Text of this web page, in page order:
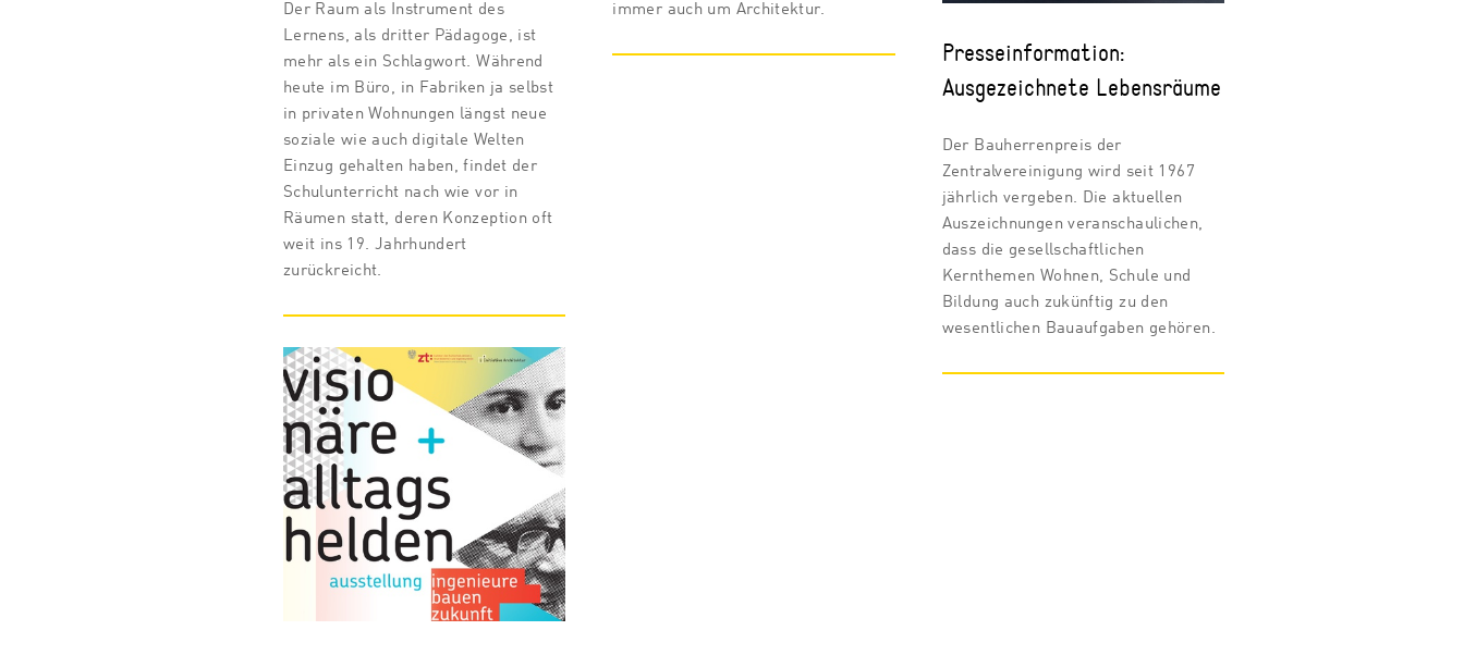
Der Raum als Instrument des
Lernens, als dritter Pädagoge, ist
mehr als ein Schlagwort. Während
heute im Büro, in Fabriken ja selbst
in privaten Wohnungen längst neue
soziale wie auch digitale Welten
Einzug gehalten haben, findet der
Schulunterricht nach wie vor in
Räumen statt, deren Konzeption oft
weit ins 19. Jahrhundert
zurückreicht.
immer auch um Architektur.
Presseinformation:
Ausgezeichnete Lebensräume
Der Bauherrenpreis der
Zentralvereinigung wird seit 1967
jährlich vergeben. Die aktuellen
Auszeichnungen veranschaulichen,
dass die gesellschaftlichen
Kernthemen Wohnen, Schule und
Bildung auch zukünftig zu den
wesentlichen Bauaufgaben gehören.